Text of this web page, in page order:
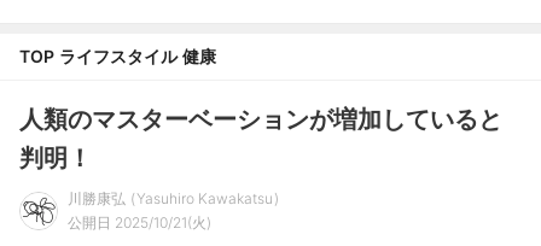
TOP ライフスタイル 健康
人類のマスターベーションが増加していると
判明！
川勝康弘
Yasuhiro Kawakatsu
公開日 2025/10/21(火)